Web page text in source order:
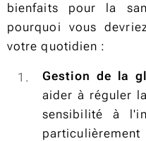
bienfaits pour la
pourquoi vous
votre quotidien :
Gestion de la
aider à réguler
sensibilité à